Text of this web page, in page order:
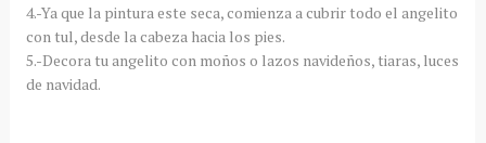
4.-Ya que la pintura este seca, comienza a cubrir todo el angelito
con tul, desde la cabeza hacia los pies.
5.-Decora tu angelito con moños o lazos navideños, tiaras, luces
de navidad.